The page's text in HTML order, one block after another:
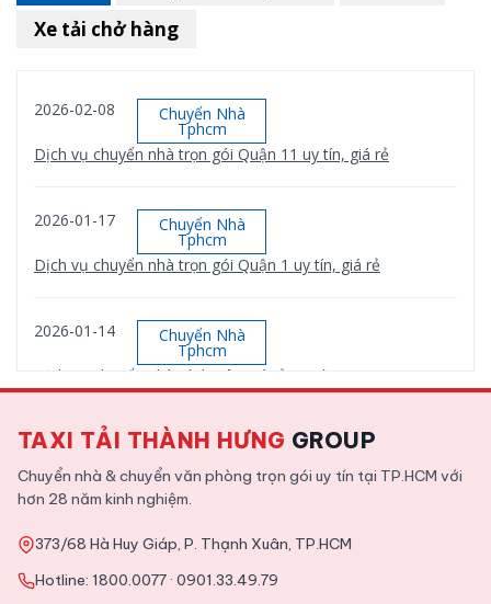
2026-02-08 Chuyển Nhà
Tphcm
Dịch vụ chuyển nhà trọn gói Quận 11 uy tín, giá rẻ
2026-01-17 Chuyển Nhà
Tphcm
Dịch vụ chuyển nhà trọn gói Quận 1 uy tín, giá rẻ
2026-01-14 Chuyển Nhà
Tphcm
Dịch vụ chuyển nhà Bình Tân giá rẻ, uy tín
2026-01-12 Chuyển Nhà
Dịch vụ chuyển nhà trọn gói Quận 9 uy tín, giá rẻ
2025-11-09
Tin Tức
Tổng hợp kinh nghiệm chuyển văn phòng chi tiết từ A tới Z
Xe tải chở hàng
TAXI TẢI THÀNH HƯNG GROUP
Chuyển nhà & chuyển văn phòng trọn gói uy tín tại TP.HCM với
hơn 28 năm kinh nghiệm.
373/68 Hà Huy Giáp, P. Thạnh Xuân, TP.HCM
Hotline: 1800.0077 · 0901.33.49.79